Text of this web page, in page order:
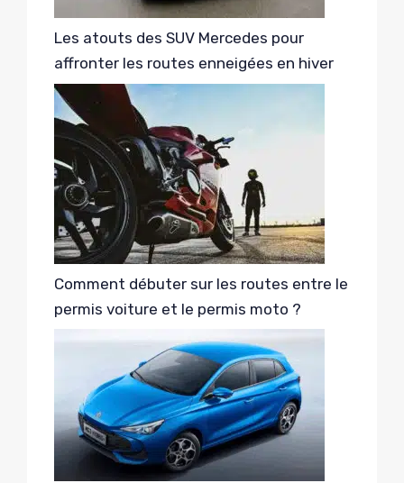
Les atouts des SUV Mercedes pour
affronter les routes enneigées en hiver
Comment débuter sur les routes entre le
permis voiture et le permis moto ?